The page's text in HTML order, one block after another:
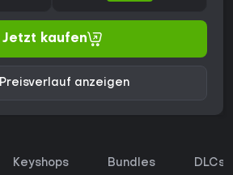
Jetzt kaufen
Preisverlauf anzeigen
Keyshops Bundles DLCs